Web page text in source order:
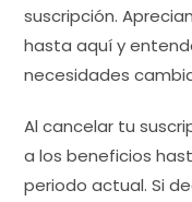
suscripción.
hasta aquí y
necesidades
Al cancelar tu
a los beneficios
periodo actual. Si